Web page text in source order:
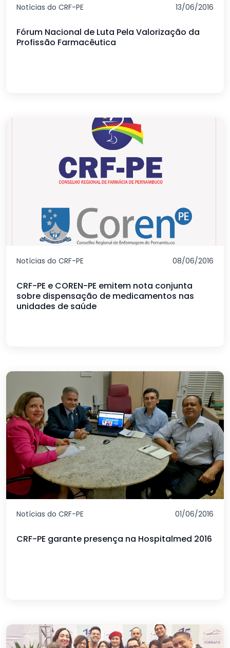
Notícias do CRF-PE 13/06/2016
Fórum Nacional de Luta Pela Valorização da
Profissão Farmacêutica
Notícias do CRF-PE 08/06/2016
CRF-PE e COREN-PE emitem nota conjunta
sobre dispensação de medicamentos nas
unidades de saúde
Notícias do CRF-PE 01/06/2016
CRF-PE garante presença na Hospitalmed 2016